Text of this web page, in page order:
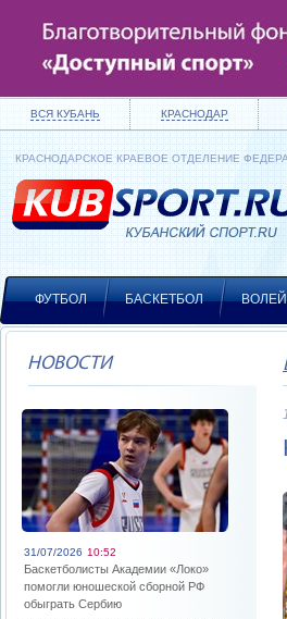
ВСЯ КУБАНЬ КРАСНОДАР
КРАСНОДАРСКОЕ КРАЕВОЕ ОТДЕЛЕНИЕ
ФУТБОЛ БАСКЕТБОЛ
НОВОСТИ
31/07/2026 10:52
Баскетболисты Академии «Локо»
помогли юношеской сборной РФ
обыграть Сербию